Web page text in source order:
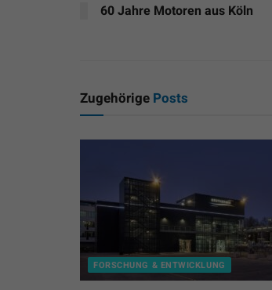
60 Jahre Motoren aus Köln
Zugehörige Posts
FORSCHUNG & ENTWICKLUNG